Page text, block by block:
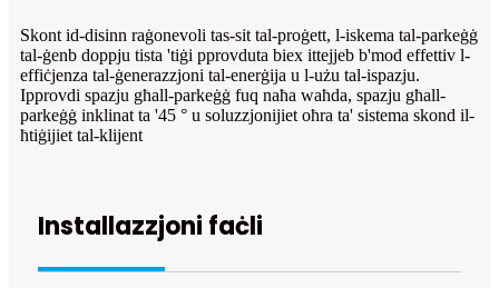
Skont id-disinn raġonevoli tas-sit tal-proġett, l-iskema tal-parkeġġ
tal-ġenb doppju tista 'tiġi pprovduta biex ittejjeb b'mod effettiv l-
effiċjenza tal-ġenerazzjoni tal-enerġija u l-użu tal-ispazju.
Ipprovdi spazju għall-parkeġġ fuq naħa waħda, spazju għall-
parkeġġ inklinat ta '45 ° u soluzzjonijiet oħra ta' sistema skond il-
ħtiġijiet tal-klijent
Installazzjoni faċli